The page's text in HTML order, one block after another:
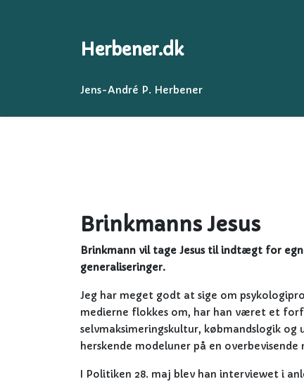
Herbener.dk
Jens-André P. Herbener
Brinkmanns Jesus
Brinkmann vil tage Jesus til indtægt for
generaliseringer.
Jeg har meget godt at sige om
medierne flokkes om, har han været et
selvmaksimeringskultur, købmandslogik
herskende modeluner på en overbevisende
I Politiken 28. maj blev han interviewet i